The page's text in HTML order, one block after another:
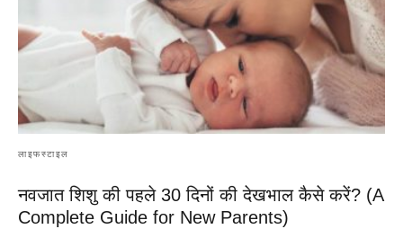
लाइफस्टाइल
नवजात शिशु की पहले 30 दिनों की देखभाल कैसे करें? (A
Complete Guide for New Parents)